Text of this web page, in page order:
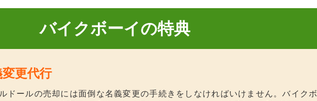
バイクボーイの特典
更代行
ドールの売却には面倒な名義変更の手続きをしなければいけません。バイクボ